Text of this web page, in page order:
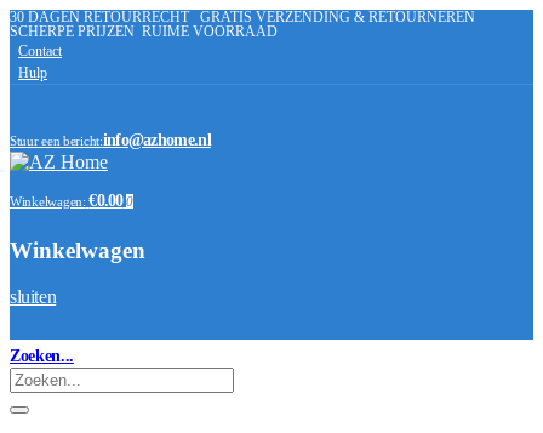
30 DAGEN RETOURRECHT GRATIS VERZENDING & RETOURNEREN
SCHERPE PRIJZEN RUIME VOORRAAD
Contact
Hulp
Stuur een bericht:info@azhome.nl
Winkelwagen: €0.00 0
Winkelwagen
sluiten
Zoeken...